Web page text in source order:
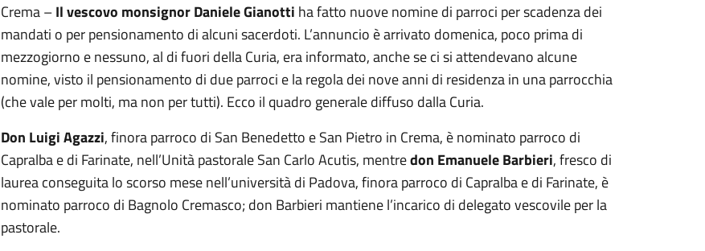
Crema –Il vescovo monsignor Daniele Gianotti ha fatto nuove nomine di parroci per scadenza dei
mandati o per pensionamento di alcuni sacerdoti. L’annuncio è arrivato domenica, poco prima di
mezzogiorno e nessuno, al di fuori della Curia, era informato, anche se ci si attendevano alcune
nomine, visto il pensionamento di due parroci e la regola dei nove anni di residenza in una parrocchia
(che vale per molti, ma non per tutti). Ecco il quadro generale diffuso dalla Curia.
Don Luigi Agazzi, finora parroco di San Benedetto e San Pietro in Crema, è nominato parroco di
Capralba e di Farinate, nell’Unità pastorale San Carlo Acutis, mentredon Emanuele Barbieri, fresco di
laurea conseguita lo scorso mese nell’università di Padova, finora parroco di Capralba e di Farinate, è
nominato parroco di Bagnolo Cremasco; don Barbieri mantiene l’incarico di delegato vescovile per la
pastorale.